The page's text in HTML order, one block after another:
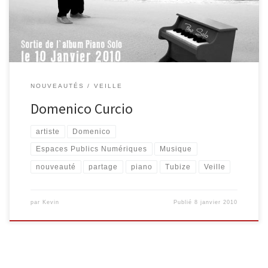
vous le présenter. « Il s’appelle Domenico Curcio… Ne dites pas
que c’est un artiste talentueux, compositeur […]
NOUVEAUTÉS VEILLE
Domenico Curcio
artiste Domenico
Espaces Publics Numériques Musique
nouveauté partage piano Tubize Veille
par Kevin Publié8 janvier 2010